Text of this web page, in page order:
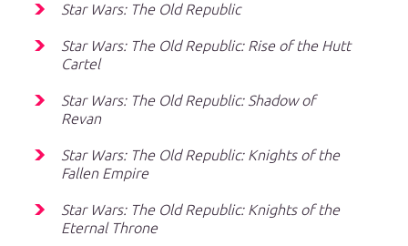
Star Wars: The Old Republic
Star Wars: The Old Republic: Rise of the Hutt
Cartel
Star Wars: The Old Republic: Shadow of
Revan
Star Wars: The Old Republic: Knights of the
Fallen Empire
Star Wars: The Old Republic: Knights of the
Eternal Throne